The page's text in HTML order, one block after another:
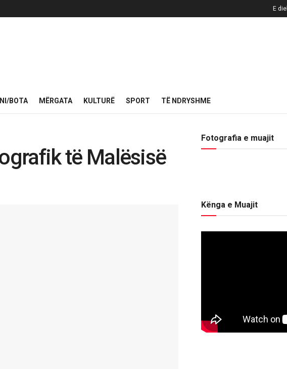
E
BOTA MËRGATA KULTURË SPORT TË NDRYSHME
të Malësisë
Fotografia e muajit
Kënga e Muajit